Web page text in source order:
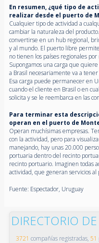
En resumen, ¿qué tipo de
realizar desde el puerto de
Cualquier tipo de actividad a
cambiar la naturaleza del
convertirse en un hub regional,
y al mundo. El puerto libre
no tienen los países regionales
Supongamos una carga que
a Brasil necesariamente va a
Esa carga puede permanecer en
cuando el cliente en Brasil o en
solicita y se le reembarca en las
Para terminar esta
operan en el puerto de
Operan muchísimas empresas.
con la actividad, pero para
manejando, hay unas 20.000
portuaria dentro del recinto
recinto portuario. Imaginen todas
actividad, que generan servicios
Fuente: Espectador, Uruguay
DIRECTORIO DE
3721 compañías registradas, 51